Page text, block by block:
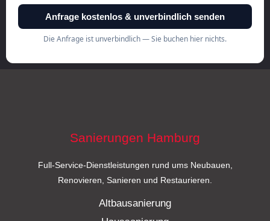
Sanierungen Hamburg
Full-Service-Dienstleistungen rund ums Neubauen,
Renovieren, Sanieren und Restaurieren.
Altbausanierung